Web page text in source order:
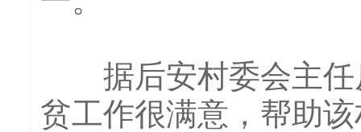
据后安村委会主任
贫工作很满意，帮助